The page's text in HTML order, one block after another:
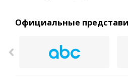
Официальные